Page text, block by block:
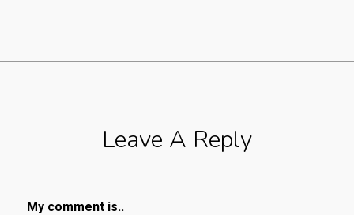
Leave A Reply
My comment is..